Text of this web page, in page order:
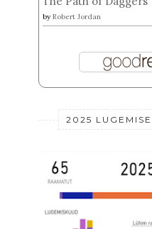
by Robert Jordan
2025